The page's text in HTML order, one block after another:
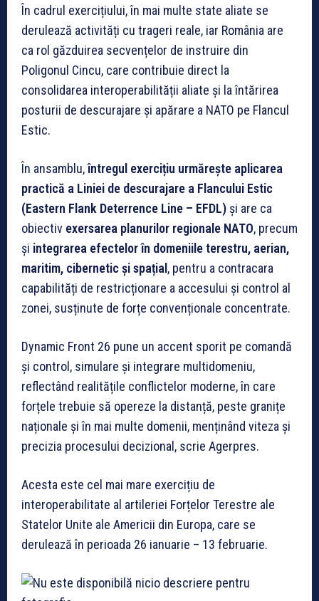
În cadrul exercițiului, în mai multe state aliate se
derulează activități cu trageri reale, iar România are
ca rol găzduirea secvențelor de instruire din
Poligonul Cincu, care contribuie direct la
consolidarea interoperabilității aliate și la întărirea
posturii de descurajare și apărare a NATO pe Flancul
Estic.
În ansamblu,întregul exercițiu urmărește aplicarea
practică a Liniei de descurajare a Flancului Estic
(Eastern Flank Deterrence Line – EFDL) și are ca
obiectiv exersarea planurilor regionale NATO, precum
și integrarea efectelor în domeniile terestru, aerian,
maritim, cibernetic și spațial, pentru a contracara
capabilități de restricționare a accesului și control al
zonei, susținute de forțe convenționale concentrate.
Dynamic Front 26 pune un accent sporit pe comandă
și control, simulare și integrare multidomeniu,
reflectând realitățile conflictelor moderne, în care
forțele trebuie să opereze la distanță, peste granițe
naționale și în mai multe domenii, menținând viteza și
precizia procesului decizional, scrie Agerpres.
Acesta este cel mai mare exercițiu de
interoperabilitate al artileriei Forțelor Terestre ale
Statelor Unite ale Americii din Europa, care se
derulează în perioada 26 ianuarie – 13 februarie.